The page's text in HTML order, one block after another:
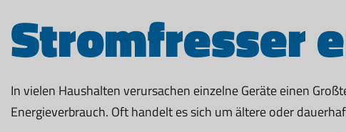
Stromfresser
In vielen Haushalten verursachen einzelne Geräte einen
Energieverbrauch. Oft handelt es sich um ältere oder